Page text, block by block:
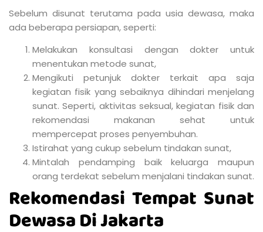
Di Jakarta Rumah Sunat dr. Mahdian memiliki 7 cabang.
Rumah Sunat dr. Mahdian berada di Mampang,
Kebayoran Lama, Tebet, Cipinang, Cideng, Kalideres
dan Plumpang. Rumah Sunat dr. Mahdian memiliki
fasilitas ruang terpisah saat tindakan sunat
berlangsung. Hal ini tentunya memberikan rasa nyaman
untuk pasien maupun keluarga.
Selain itu, selama pandemi Rumah Sunat dr. Mahdian
juga menjalankan protokol kesehatan yang ketat
dengan rutin melakukan penyemprotan desinfektan
dan juga menyediakan banyak tempat cuci tangan
pada semua cabang yang tersedia.